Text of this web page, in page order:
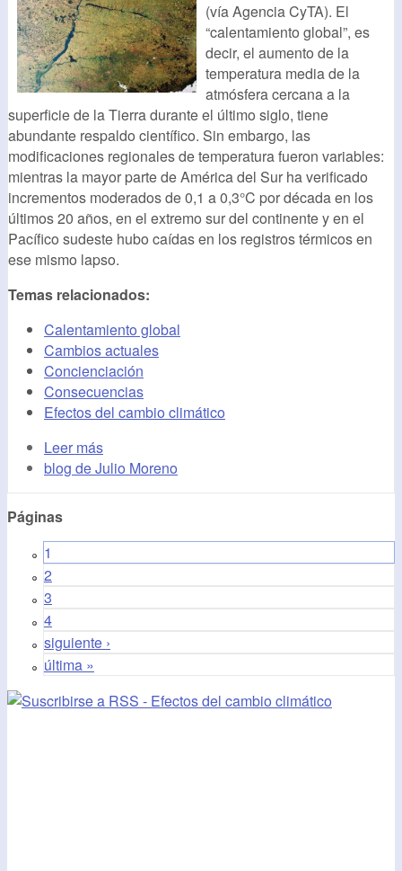
(vía Agencia CyTA). El
“calentamiento global”, es
decir, el aumento de la
temperatura media de la
atmósfera cercana a la
superficie de la Tierra durante el último siglo, tiene
abundante respaldo científico. Sin embargo, las
modificaciones regionales de temperatura fueron variables:
mientras la mayor parte de América del Sur ha verificado
incrementos moderados de 0,1 a 0,3°C por década en los
últimos 20 años, en el extremo sur del continente y en el
Pacífico sudeste hubo caídas en los registros térmicos en
ese mismo lapso.
Temas relacionados:
Calentamiento global
Cambios actuales
Concienciación
Consecuencias
Efectos del cambio climático
Leer más
blog de Julio Moreno
Páginas
1
2
3
4
siguiente ›
última »